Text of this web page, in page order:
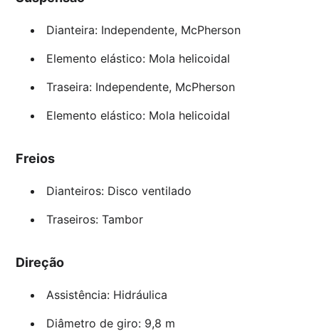
Dianteira: Independente, McPherson
Elemento elástico: Mola helicoidal
Traseira: Independente, McPherson
Elemento elástico: Mola helicoidal
Freios
Dianteiros: Disco ventilado
Traseiros: Tambor
Direção
Assistência: Hidráulica
Diâmetro de giro: 9,8 m